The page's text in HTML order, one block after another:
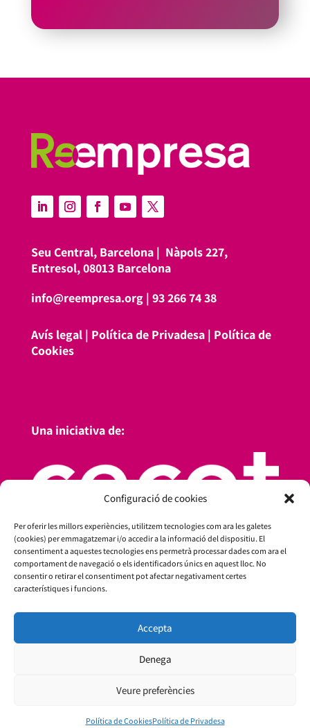
Configuració de cookies
Per oferir les millors experiències, utilitzem tecnologies com ara les galetes
(cookies) per emmagatzemar i/o accedir a la informació del dispositiu. El
consentiment a aquestes tecnologies ens permetrà processar dades com ara el
comportament de navegació o els identificadors únics en aquest lloc. No
consentir o retirar el consentiment pot afectar negativament certes
característiques i funcions.
Accepta
Denega
Veure preferències
Política de CookiesPolítica de Privadesa
Seu Central, Barcelona | Nàpols 227,
Entresol, 08013 Barcelona
info@reempresa.org| 93 266 74 38
Avís legal| Política de Privadesa| Política de
Cookies
Una iniciativa de: